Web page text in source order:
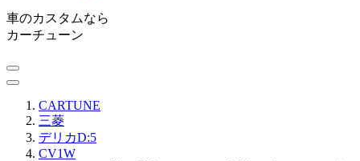
車のカスタムなら
カーチューン
CARTUNE
三菱
デリカD:5
CV1W